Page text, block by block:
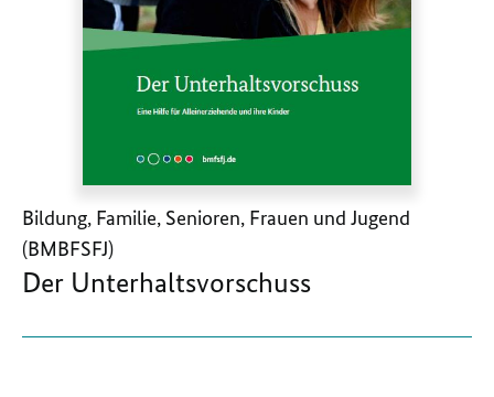
Bildung, Familie, Senioren, Frauen und Jugend
(BMBFSFJ)
Der Unterhaltsvorschuss